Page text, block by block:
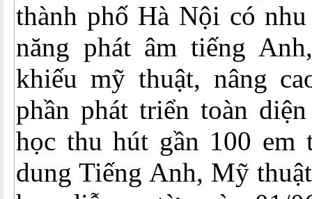
thành phố Hà Nội có
năng phát âm tiếng
khiếu mỹ thuật, nâng
phần phát triển toàn
học thu hút gần 100 em
dung Tiếng Anh, Mỹ